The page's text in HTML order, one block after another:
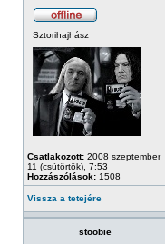
Sztorihajhász
Csatlakozott: 2008 szeptember
11 (csütörtök), 7:53
Hozzászólások: 1508
Vissza a tetejére
stoobie